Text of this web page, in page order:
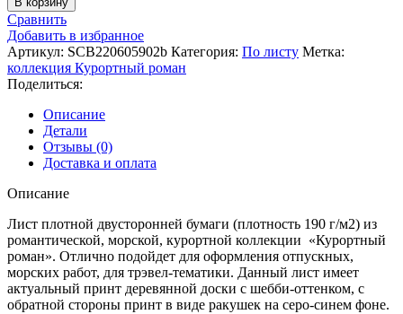
Бумага
для
скрапбукинга
30,5х30,5см
«Пора
давно
минувших
дней»
коллекция
«Курортный
Роман»
(ScrapBerry’s)
Сравнить
Добавить в избранное
Артикул: SCB220605902b Категория: По листу Метка:
коллекция Курортный роман
Поделиться:
Описание
Детали
Отзывы (0)
Доставка и оплата
Описание
Лист плотной двусторонней бумаги (плотность 190 г/м2) из
романтической, морской, курортной коллекции «Курортный
роман». Отлично подойдет для оформления отпускных,
морских работ, для трэвел-тематики. Данный лист имеет
актуальный принт деревянной доски с шебби-оттенком, с
обратной стороны принт в виде ракушек на серо-синем фоне.